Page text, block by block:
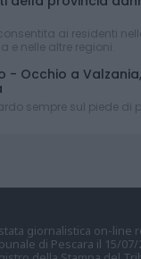
ai residenti
e nelle altre regioni.
- Occhio a
sempre sul piede di
giornalistica on-line
di Pescara il 15/07/